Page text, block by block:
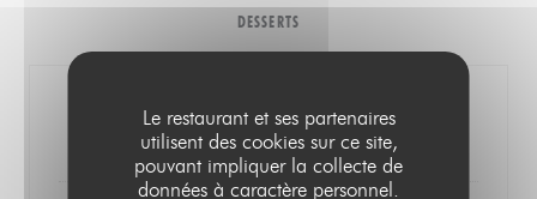
Le restaurant et ses partenaires
utilisent des cookies sur ce site,
pouvant impliquer la collecte de
données à caractère personnel.
DESSERTS
Mousse au chocolat
8,00 EUR